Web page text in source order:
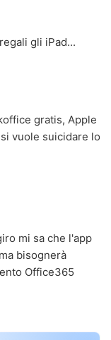
gli iPad...
gratis, Apple
vuole suicidare lo
mi sa che l'app
bisognerà
Office365